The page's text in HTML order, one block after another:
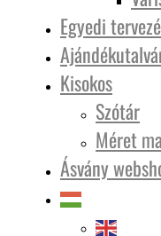
Egyedi
Kisokos
Szótár
Méret
Ásvány